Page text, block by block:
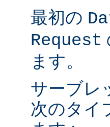
最初の
Request
ます。
サーブレ
次のタイ